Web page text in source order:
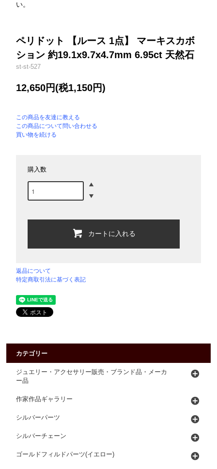
い。
ペリドット 【ルース 1点】 マーキスカボ
ション 約19.1x9.7x4.7mm 6.95ct 天然石
st-st-527
12,650円(税1,150円)
この商品を友達に教える
この商品について問い合わせる
買い物を続ける
購入数
カートに入れる
返品について
特定商取引法に基づく表記
カテゴリー
ジュエリー・アクセサリー販売・ブランド品・メーカ
ー品
作家作品ギャラリー
シルバーパーツ
シルバーチェーン
ゴールドフィルドパーツ(イエロー)